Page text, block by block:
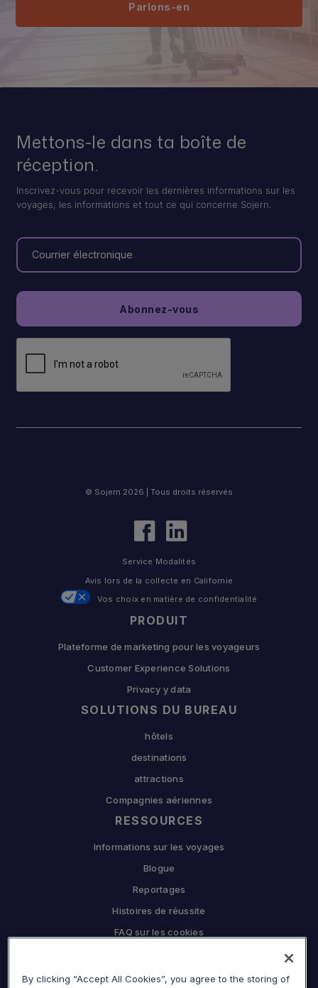
Parlons-en
Mettons-le dans ta boîte de
réception.
Inscrivez-vous pour recevoir les dernières informations sur les
voyages, les informations et tout ce qui concerne Sojern.
PRODUIT
Plateforme de marketing pour les voyageurs
Customer Experience Solutions
Privacy y data
SOLUTIONS DU BUREAU
hôtels
destinations
attractions
Compagnies aériennes
RESSOURCES
Informations sur les voyages
Blogue
Reportages
Histoires de réussite
FAQ sur les cookies
Pourquoi Sojern
© Sojern 2026 | Tous droits réservés
Service Modalités
Avis lors de la collecte en Californie
Vos choix en matière de confidentialité
By clicking “Accept All Cookies”, you agree to the storing of